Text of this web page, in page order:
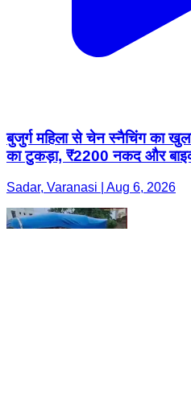
बुजुर्ग महिला से चेन स्नैचिंग का
का टुकड़ा, ₹2200 नकद और
Sadar, Varanasi | Aug 6, 2026